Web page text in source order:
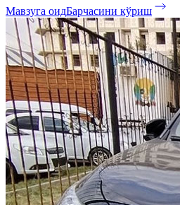
Мавзуга оидБарчасини кўриш